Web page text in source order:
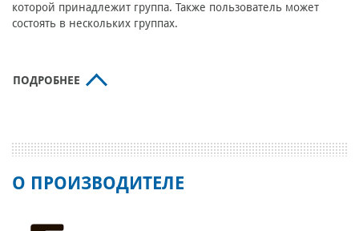
которой принадлежит группа. Также пользователь может
состоять в нескольких группах.
ПОДРОБНЕЕ
О ПРОИЗВОДИТЕЛЕ